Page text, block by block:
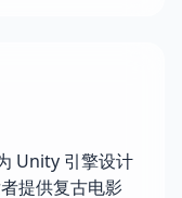
Unity 引擎设计
提供复古电影